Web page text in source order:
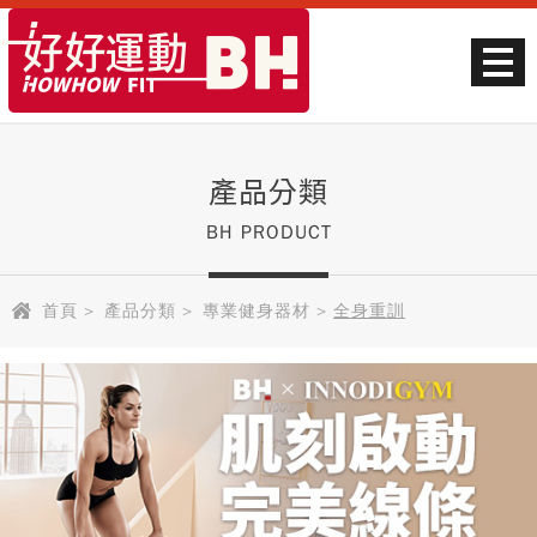
產品分類
BH PRODUCT
首頁 > 產品分類 > 專業健身器材 > 全身重訓